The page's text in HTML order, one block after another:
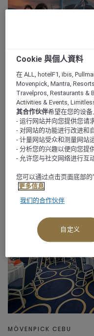
MÖVENPICK CEBU
Ibiza 海滩俱乐
MÖVENPICK CEBU
Cookie 與個人資料
在 ALL, hotelF1, ibis,
Movenpick, Mantra,
Travelpros, Restaurants &
Activities & Events,
其合作伙伴希望在您的设备
- 运行网站并向您提供您请
- 对网站的功能进行改进和
- 计量网站受众和测量网站
- 分析您的兴趣以便向您提
- 允许您与社交网络进行互动
您可以通过点击页面底部的
更多信息
我们的合作伙伴
自定义